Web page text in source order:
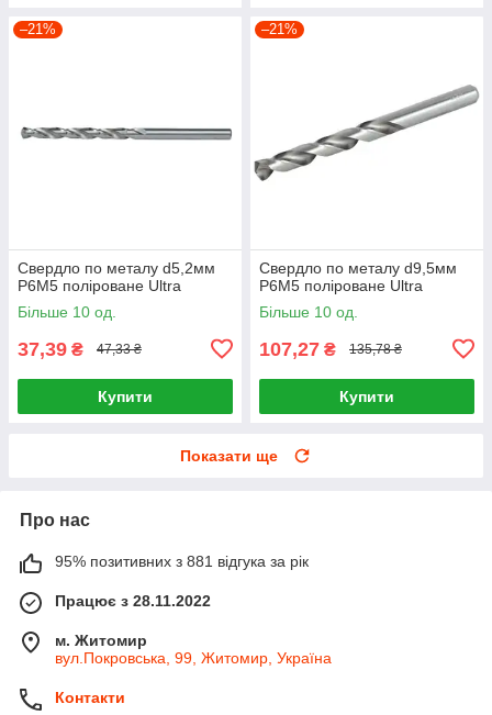
–21%
Свердло по металу d5,2мм
P6M5 поліроване Ultra
Більше 10 од.
37,39 ₴ 47,33 ₴
Купити
–21%
Свердло по металу d9,5мм
P6M5 поліроване Ultra
Більше 10 од.
107,27 ₴ 135,78 ₴
Купити
Показати ще
Про нас
95% позитивних з 881 відгука за рік
Працює з 28.11.2022
м. Житомир
вул.Покровська, 99, Житомир, Україна
Контакти